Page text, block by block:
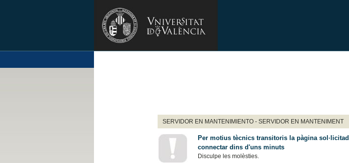
SERVIDOR EN MANTENIMIENTO - SERVIDOR EN MANTENIMENT
Per motius tècnics transitoris la pàgina
connectar dins d'uns minuts
Disculpe les molèsties.